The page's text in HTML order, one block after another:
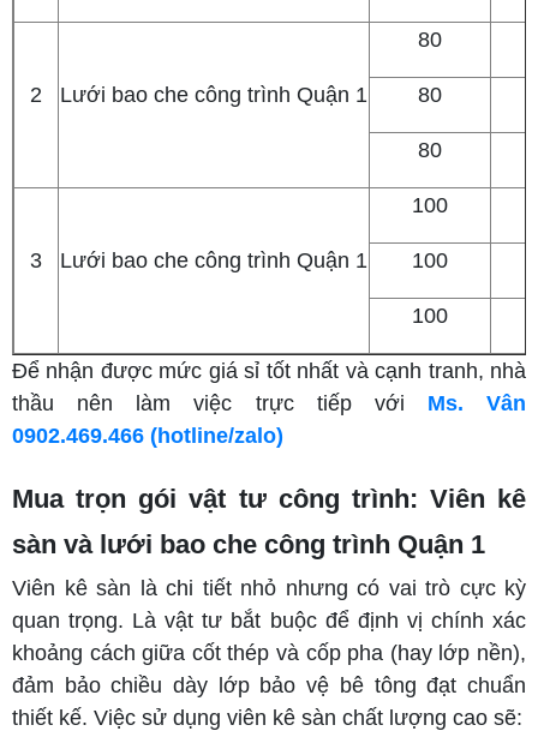
2 Lưới bao che công trình Quận 1
80
80
80
3 Lưới bao che công trình Quận 1
100
100
100
Để nhận được mức giá sỉ tốt nhất và cạnh tranh, nhà
thầu nên làm việc trực tiếp với Ms. Vân
0902.469.466 (hotline/zalo)
Mua trọn gói vật tư công trình: Viên kê
sàn và lưới bao che công trình Quận 1
Viên kê sàn là chi tiết nhỏ nhưng có vai trò cực kỳ
quan trọng. Là vật tư bắt buộc để định vị chính xác
khoảng cách giữa cốt thép và cốp pha (hay lớp nền),
đảm bảo chiều dày lớp bảo vệ bê tông đạt chuẩn
thiết kế. Việc sử dụng viên kê sàn chất lượng cao sẽ: